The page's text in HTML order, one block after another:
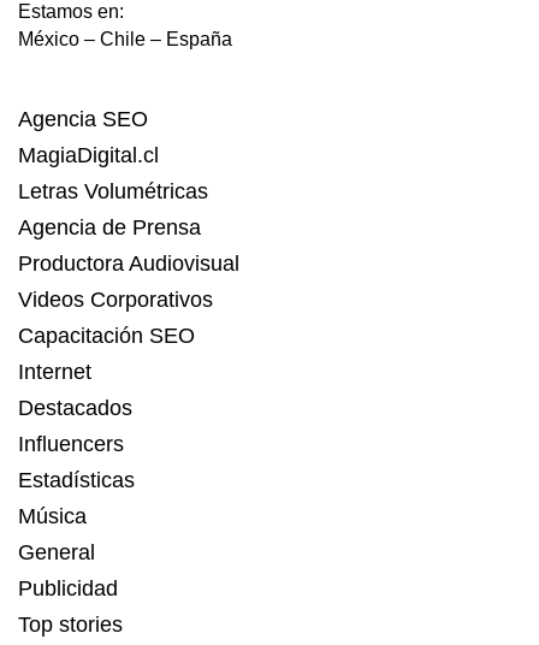
Estamos en:
México – Chile – España
Agencia SEO
MagiaDigital.cl
Letras Volumétricas
Agencia de Prensa
Productora Audiovisual
Videos Corporativos
Capacitación SEO
Internet
Destacados
Influencers
Estadísticas
Música
General
Publicidad
Top stories